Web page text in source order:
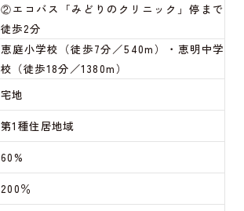
②エコバス「みどりのクリニック」停まで
徒歩2分
恵庭小学校（徒歩7分／540m）・恵明中学
校（徒歩18分／1380m）
宅地
第1種住居地域
60%
200％